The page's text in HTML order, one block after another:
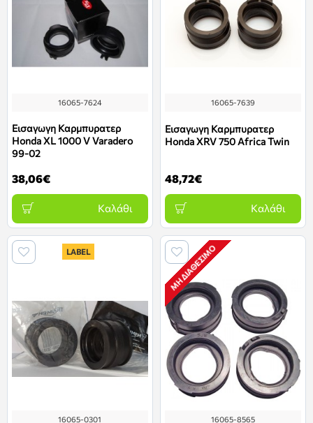
16065-7624
Εισαγωγη Καρμπυρατερ
Honda XL 1000 V Varadero
99-02
38,06€
Καλάθι
16065-7639
Εισαγωγη Καρμπυρατερ
Honda XRV 750 Africa Twin
48,72€
Καλάθι
LABEL
16065-0301
ΜΗ ΔΙΑΘΈΣΙΜΟ
16065-8565